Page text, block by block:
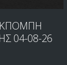
04-08-26